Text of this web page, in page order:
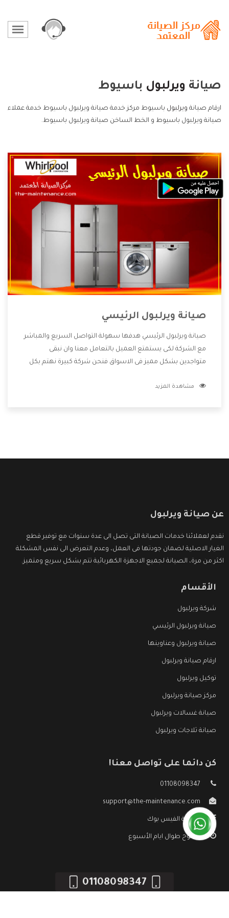
صيانة ويرلبول باسيوط
ارقام صيانة ويرلبول باسيوط مركز خدمة صيانة ويرلبول باسيوط خدمة عملاء
صيانة ويرلبول باسيوط و الخط الساخن صيانة ويرلبول باسيوط.
صيانة ويرلبول الرئيسي
صيانة ويرلبول الرئيسي هدفها سهولة التواصل السريع والمباشر
مع الشركة لكى يستمتع العميل بالتعامل معنا وان نبقى
متواجدين بشكل مميز فى الاسواق فنحن شركة كبيرة نهتم بكل
الشركة بها والتى تكون منها خدمة الصيانة التى تكون من أهم
مشاهدة المزيد
عن صيانة ويرلبول
نقدم لعملائنا خدمات الصيانة التى تصل الى عدة سنوات مع توفير قطع
الغيار الاصلية لضمان جودتها فى العمل، وعدم التعرض الى نفس المشكلة
اكثر من مرة، الصيانة لجميع الاجهزة الكهربائية تتم بشكل سريع ومتميز.
الأقسام
شركة ويرلبول
صيانة ويرلبول الرئيسي
صيانة ويرلبول وعناوينها
ارقام صيانة ويرلبول
توكيل ويرلبول
مركز صيانة ويرلبول
صيانة غسالات ويرلبول
صيانة ثلاجات ويرلبول
كن دائما على تواصل معنا!
01108098347
support@the-maintenance.com
صفحة الفيس بوك
مفتوح طوال ايام الأسبوع
01108098347